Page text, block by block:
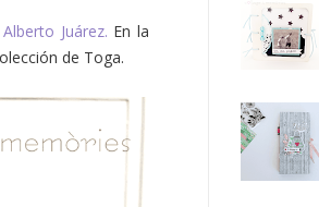
Juárez. En la
de Toga.